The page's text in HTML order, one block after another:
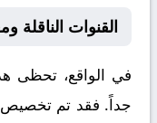
القنوات الناقلة
في الواقع، تحظى
جداً. فقد تم تخصيص